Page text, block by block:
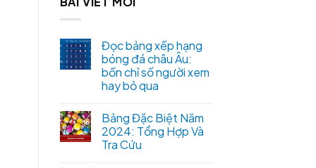
Đọc bảng xếp hạng
bóng đá châu Âu:
bốn chỉ số người xem
hay bỏ qua
Bảng Đặc Biệt Năm
2024: Tổng Hợp Và
Tra Cứu